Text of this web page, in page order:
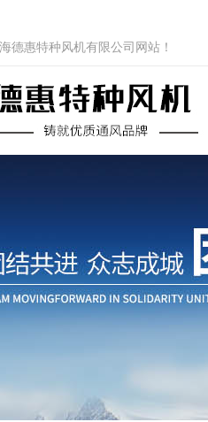
德惠特种风机有限公司网站！